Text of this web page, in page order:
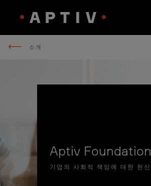
소개
Aptiv Foundation
기업의 사회적 책임에 대한 헌신